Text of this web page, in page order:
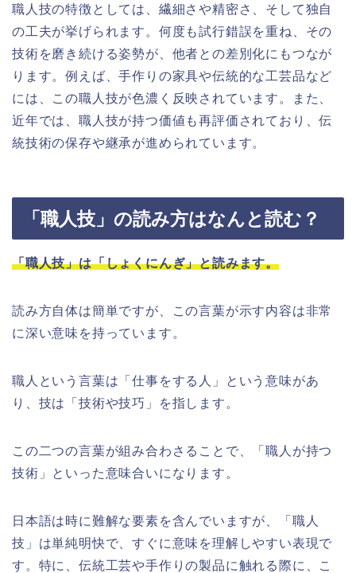
職人技の特徴としては、繊細さや精密さ、そして独自
の工夫が挙げられます。何度も試行錯誤を重ね、その
技術を磨き続ける姿勢が、他者との差別化にもつなが
ります。例えば、手作りの家具や伝統的な工芸品など
には、この職人技が色濃く反映されています。また、
近年では、職人技が持つ価値も再評価されており、伝
統技術の保存や継承が進められています。
「職人技」の読み方はなんと読む？
「職人技」は「しょくにんぎ」と読みます。
読み方自体は簡単ですが、この言葉が示す内容は非常
に深い意味を持っています。
職人という言葉は「仕事をする人」という意味があ
り、技は「技術や技巧」を指します。
この二つの言葉が組み合わさることで、「職人が持つ
技術」といった意味合いになります。
日本語は時に難解な要素を含んでいますが、「職人
技」は単純明快で、すぐに意味を理解しやすい表現で
す。特に、伝統工芸や手作りの製品に触れる際に、こ